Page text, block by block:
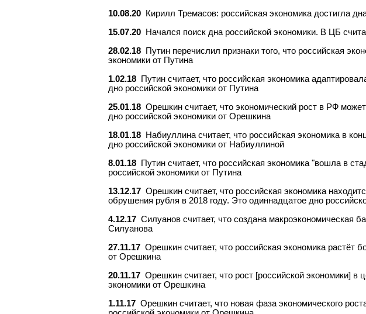
10.08.20
Кирилл Тремасов: российская экономика достигла
15.07.20
Начался поиск дна российской экономики. В ЦБ
28.02.18
Путин перечислил признаки того, что российская
экономики от Путина
1.02.18
Путин считает, что российская экономика
дно российской экономики от Путина
25.01.18 Орешкин считает, что экономический рост в РФ
дно российской экономики от Орешкина
18.01.18
Набиуллина считает, что российская экономика в
дно российской экономики от Набиуллиной
8.01.18
Путин считает, что российская экономика "вошла в
российской экономики от Путина
13.12.17 Орешкин считает, что российская экономика
обрушения рубля в 2018 году. Это одиннадцатое дно
4.12.17 Силуанов считает, что создана макроэкономическая
Силуанова
27.11.17 Орешкин считает, что российская экономика растёт
от Орешкина
20.11.17 Орешкин считает, что рост [российской экономики]
экономики от Орешкина
1.11.17 Орешкин считает, что новая фаза экономического